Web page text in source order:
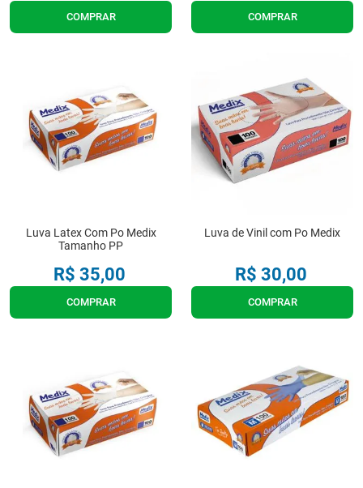
COMPRAR COMPRAR
Luva Latex Com Po Medix
Tamanho PP
R$ 35,00
COMPRAR
Luva de Vinil com Po Medix
R$ 30,00
COMPRAR